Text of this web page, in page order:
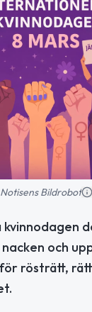
Notisens Bildrobot
och
rösträtt,